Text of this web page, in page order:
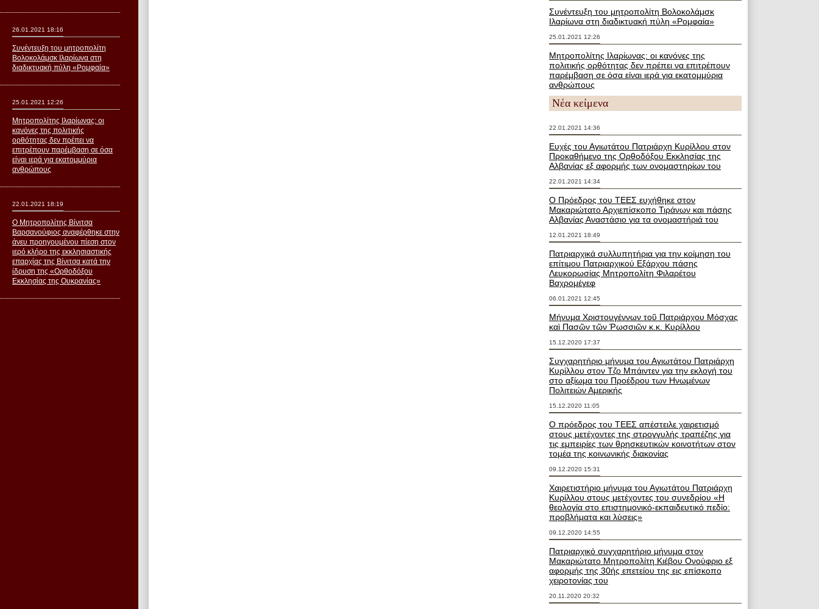
Συνέντευξη του μητροπολίτη Βολοκολάμσκ
Ιλαρίωνα στη διαδικτυακή πύλη «Ρομφαία»
25.01.2021 12:26
Μητροπολίτης Ιλαρίωνας: οι κανόνες της
πολιτικής ορθότητας δεν πρέπει να επιτρέπουν
παρέμβαση σε όσα είναι ιερά για εκατομμύρια
ανθρώπους
Νέα κείμενα
22.01.2021 14:36
Ευχές του Αγιωτάτου Πατριάρχη Κυρίλλου στον
Προκαθήμενο της Ορθοδόξου Εκκλησίας της
Αλβανίας εξ αφορμής των ονομαστηρίων του
22.01.2021 14:34
Ο Πρόεδρος του ΤΕΕΣ ευχήθηκε στον
Μακαριώτατο Αρχιεπίσκοπο Τιράνων και πάσης
Αλβανίας Αναστάσιο για τα ονομαστήριά του
12.01.2021 18:49
Πατριαρχικά συλλυπητήρια για την κοίμηση του
επίτιμου Πατριαρχικού Εξάρχου πάσης
Λευκορωσίας Μητροπολίτη Φιλαρέτου
Βαχρομέγεφ
06.01.2021 12:45
Μήνυμα Χριστουγέννων τοῦ Πατριάρχου Μόσχας
καὶ Πασῶν τῶν Ῥωσσιῶν κ.κ. Κυρίλλου
15.12.2020 17:37
Συγχαρητήριο μήνυμα του Αγιωτάτου Πατριάρχη
Κυρίλλου στον Τζο Μπάιντεν για την εκλογή του
στο αξίωμα του Προέδρου των Ηνωμένων
Πολιτειών Αμερικής
15.12.2020 11:05
Ο πρόεδρος του ΤΕΕΣ απέστειλε χαιρετισμό
στους μετέχοντες της στρογγυλής τραπέζης για
τις εμπειρίες των θρησκευτικών κοινοτήτων στον
τομέα της κοινωνικής διακονίας
09.12.2020 15:31
Χαιρετιστήριο μήνυμα του Αγιωτάτου Πατριάρχη
Κυρίλλου στους μετέχοντες του συνεδρίου «Η
θεολογία στο επιστημονικό-εκπαιδευτικό πεδίο:
προβλήματα και λύσεις»
09.12.2020 14:55
Πατριαρχικό συγχαρητήριο μήνυμα στον
Μακαριώτατο Μητροπολίτη Κιέβου Ονούφριο εξ
αφορμής της 30ής επετείου της εις επίσκοπο
χειροτονίας του
20.11.2020 20:32
26.01.2021 18:16
Συνέντευξη του μητροπολίτη
Βολοκολάμσκ Ιλαρίωνα στη
διαδικτυακή πύλη «Ρομφαία»
25.01.2021 12:26
Μητροπολίτης Ιλαρίωνας: οι
κανόνες της πολιτικής
ορθότητας δεν πρέπει να
επιτρέπουν παρέμβαση σε όσα
είναι ιερά για εκατομμύρια
ανθρώπους
22.01.2021 18:19
Ο Μητροπολίτης Βίνιτσα
Βαρσανούφιος αναφέρθηκε στην
άνευ προηγουμένου πίεση στον
ιερό κλήρο της εκκλησιαστικής
επαρχίας της Βίνιτσα κατά την
ίδρυση της «Ορθοδόξου
Εκκλησίας της Ουκρανίας»